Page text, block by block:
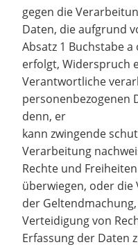
gegen die
Daten, die aufgrund
Absatz 1 Buchstabe a
erfolgt, Widerspruch
Verantwortliche
personenbezogenen
denn, er
kann zwingende
Verarbeitung
Rechte und
überwiegen, oder
der
Verteidigung von
Erfassung der Daten